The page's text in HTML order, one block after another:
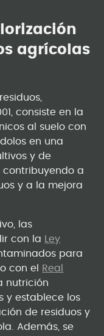
agrícolas
consiste en la
al suelo con
en una
y de
a
y a la mejora
las
con la
Ley
para
con el
Real
nutrición
y establece los
de residuos y
Además, se